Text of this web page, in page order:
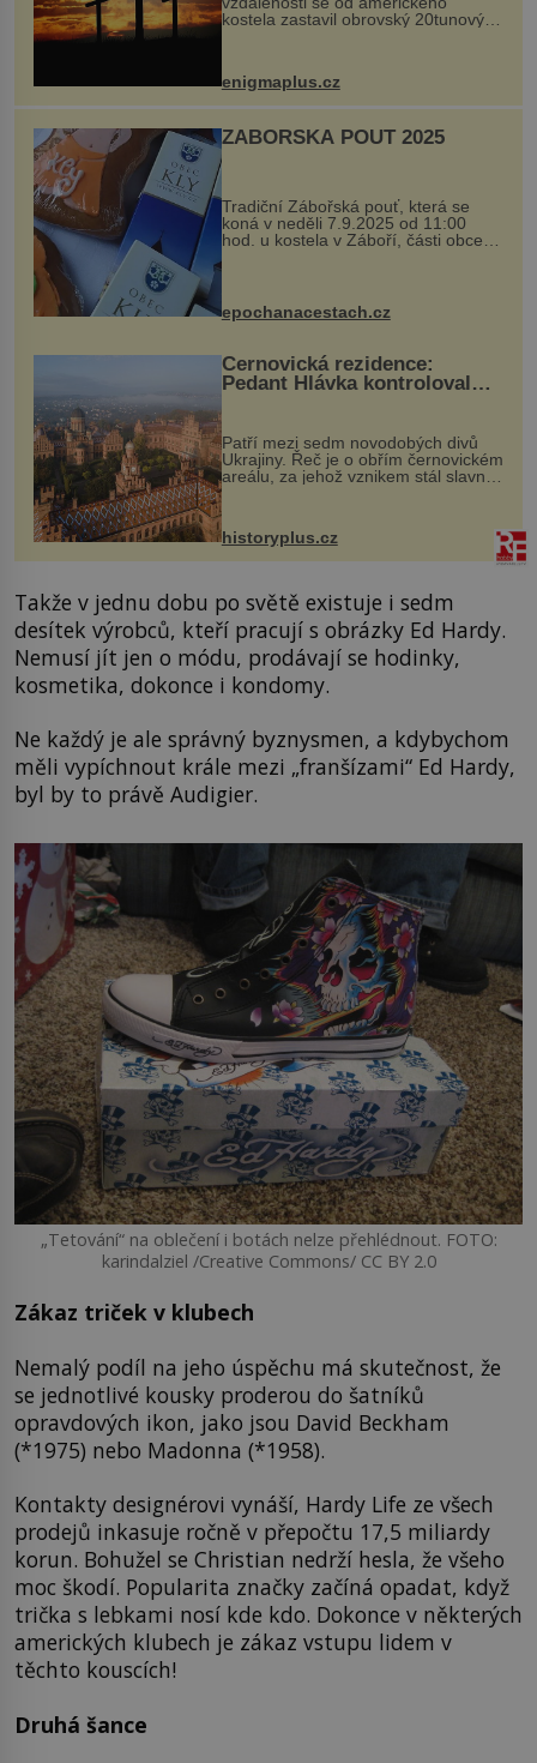
kostela zastavil obrovský 20tunový
...
enigmaplus.cz
ZÁBOŘSKÁ POUŤ 2025
Tradiční Zábořská pouť, která se
koná v neděli 7.9.2025 od 11:00
hod. u kostela v Záboří, části obce
Kly u Mělníka. V programu naleznete
komentovanou prohlídku kostela,
epochanacestach.cz
Černovická rezidence:
Pedant Hlávka kontroloval
Patří mezi sedm novodobých divů
Ukrajiny. Řeč je o obřím černovickém
areálu, za jehož vznikem stál slavný
český architekt Josef Hlávka. Ten si
na něm dal mimořádně záležet. Jeho
stavební plány by při ...
historyplus.cz
Takže v jednu dobu po světě existuje i sedm
desítek výrobců, kteří pracují s obrázky Ed Hardy.
Nemusí jít jen o módu, prodávají se hodinky,
kosmetika, dokonce i kondomy.
Ne každý je ale správný byznysmen, a kdybychom
měli vypíchnout krále mezi „franšízami“ Ed Hardy,
byl by to právě Audigier.
„Tetování“ na oblečení i botách nelze přehlédnout. FOTO:
karindalziel /Creative Commons/ CC BY 2.0
Zákaz triček v klubech
Nemalý podíl na jeho úspěchu má skutečnost, že
se jednotlivé kousky proderou do šatníků
opravdových ikon, jako jsou David Beckham
(*1975) nebo Madonna (*1958).
Kontakty designérovi vynáší, Hardy Life ze všech
prodejů inkasuje ročně v přepočtu 17,5 miliardy
korun. Bohužel se Christian nedrží hesla, že všeho
moc škodí. Popularita značky začíná opadat, když
trička s lebkami nosí kde kdo. Dokonce v některých
amerických klubech je zákaz vstupu lidem v
těchto kouscích!
Druhá šance